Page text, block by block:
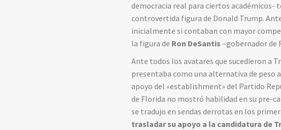
democracia real para ciertos académicos-
controvertida figura de Donald Trump.
inicialmente si contaban con mayor
la figura de Ron DeSantis –gobernador de
Ante todos los avatares que sucedieron a
presentaba como una alternativa de peso
apoyo del «establishment» del Partido
de Florida no mostró habilidad en su pre-
se tradujo en sendas derrotas en los
trasladar su apoyo a la candidatura de